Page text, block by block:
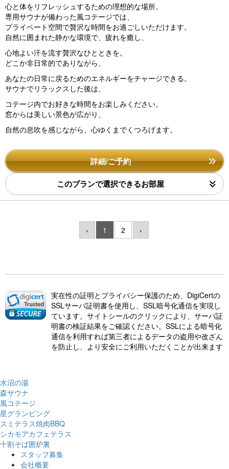
心と体をリフレッシュするための理想的な場所。
専用サウナが備わった風コテージでは、
プライベート空間で贅沢な時間をお過ごしいただけます。
自然に囲まれた静かな環境で、疲れを癒し、
心地よい汗を流す贅沢なひとときを。
どこか非日常的でありながら、
あなたの日常に戻るためのエネルギーをチャージできる。
サウナでリラックスした後は、
コテージ内でお好きな時間をお楽しみください。
窓からは美しい景色が広がり、
自然の息吹を感じながら、心ゆくまでくつろげます。
詳細/ご予約
このプランで選択できるお部屋
‹ 1 2 ›
実在性の証明とプライバシー保護のため、DigiCertの
SSLサーバ証明書を使用し、SSL暗号化通信を実現し
ています。サイトシールのクリックにより、サーバ証
明書の検証結果をご確認ください。SSLによる暗号化
通信を利用すれば第三者によるデータの盗用や改ざん
を防止し、より安全にご利用いただくことが出来ます
水沼の湯
森サウナ
風コテージ
星グランピング
スミテラス焼肉BBQ
シカモアカフェテラス
十割そば囲炉裏
スタッフ募集
会社概要